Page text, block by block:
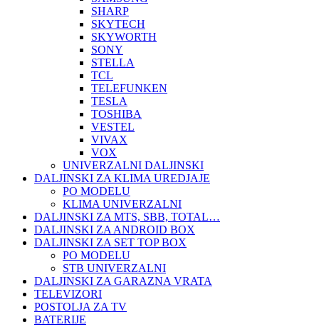
SHARP
SKYTECH
SKYWORTH
SONY
STELLA
TCL
TELEFUNKEN
TESLA
TOSHIBA
VESTEL
VIVAX
VOX
UNIVERZALNI DALJINSKI
DALJINSKI ZA KLIMA UREDJAJE
PO MODELU
KLIMA UNIVERZALNI
DALJINSKI ZA MTS, SBB, TOTAL…
DALJINSKI ZA ANDROID BOX
DALJINSKI ZA SET TOP BOX
PO MODELU
STB UNIVERZALNI
DALJINSKI ZA GARAZNA VRATA
TELEVIZORI
POSTOLJA ZA TV
BATERIJE